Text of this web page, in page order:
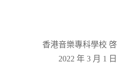
香港音樂專科學校 啓
2022 年 3 月 1 日